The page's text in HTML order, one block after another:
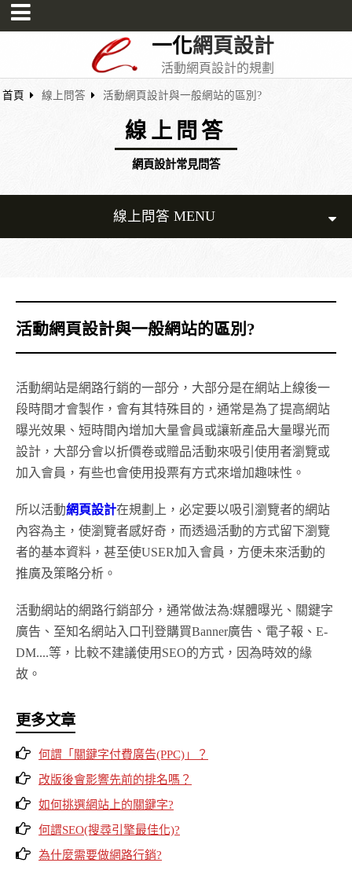
一化網頁設計
活動網頁設計的規劃
首頁 線上問答 活動網頁設計與一般網站的區別?
線上問答
網頁設計常見問答
線上問答 MENU
活動網頁設計與一般網站的區別?
活動網站是網路行銷的一部分，大部分是在網站上線後一
段時間才會製作，會有其特殊目的，通常是為了提高網站
曝光效果、短時間內增加大量會員或讓新產品大量曝光而
設計，大部分會以折價卷或贈品活動來吸引使用者瀏覽或
加入會員，有些也會使用投票有方式來增加趣味性。
所以活動網頁設計在規劃上，必定要以吸引瀏覽者的網站
內容為主，使瀏覽者感好奇，而透過活動的方式留下瀏覽
者的基本資料，甚至使USER加入會員，方便未來活動的
推廣及策略分析。
活動網站的網路行銷部分，通常做法為:媒體曝光、關鍵字
廣告、至知名網站入口刊登購買Banner廣告、電子報、E-
DM....等，比較不建議使用SEO的方式，因為時效的緣
故。
更多文章
何謂「關鍵字付費廣告(PPC)」？
改版後會影響先前的排名嗎？
如何挑選網站上的關鍵字?
何謂SEO(搜尋引擎最佳化)?
為什麼需要做網路行銷?